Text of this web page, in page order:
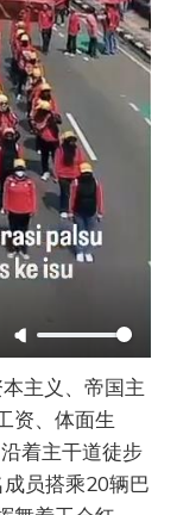
主义、帝国主
资、体面生
着主干道徒步
员搭乘20辆巴